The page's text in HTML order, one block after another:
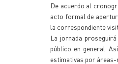
De acuerdo al
acto formal de
la correspondiente
La jornada
público en general.
estimativas por áreas-